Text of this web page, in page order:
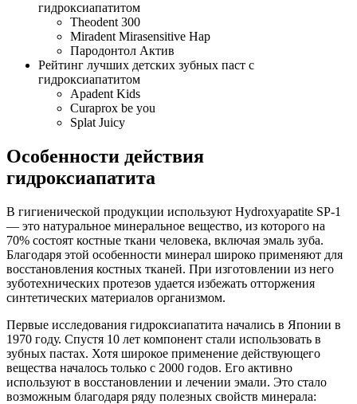
гидроксиапатитом
Theodent 300
Miradent Mirasensitive Hap
Пародонтол Актив
Рейтинг лучших детских зубных паст с
гидроксиапатитом
Apadent Kids
Curaprox be you
Splat Juicy
Особенности действия
гидроксиапатита
В гигиенической продукции используют Hydroxyapatite SP-1
— это натуральное минеральное вещество, из которого на
70% состоят костные ткани человека, включая эмаль зуба.
Благодаря этой особенности минерал широко применяют для
восстановления костных тканей. При изготовлении из него
зуботехнических протезов удается избежать отторжения
синтетических материалов организмом.
Первые исследования гидроксиапатита начались в Японии в
1970 году. Спустя 10 лет компонент стали использовать в
зубных пастах. Хотя широкое применение действующего
вещества началось только с 2000 годов. Его активно
используют в восстановлении и лечении эмали. Это стало
возможным благодаря ряду полезных свойств минерала: